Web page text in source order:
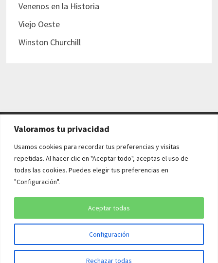
Valoramos tu privacidad
Usamos cookies para recordar tus preferencias y visitas
repetidas. Al hacer clic en "Aceptar todo", aceptas el uso de
todas las cookies. Puedes elegir tus preferencias en
"Configuración".
Configuración
Rechazar todas
Aceptar todas
Venenos en la Historia
Viejo Oeste
Winston Churchill
AVISO LEGAL Y POLÍTICAS
Aviso legal
Política de cookies
Copyright © 2026¡QUÉ HISTORIA!. Funciona conWordPressy